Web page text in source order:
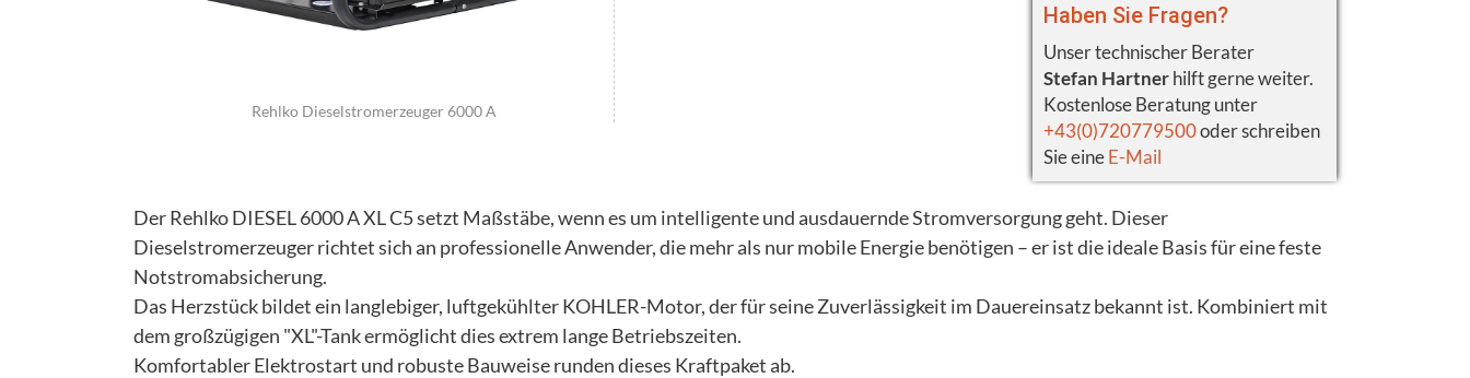
Rehlko Dieselstromerzeuger 6000 A
Haben Sie Fragen?
Unser technischer Berater
Stefan Hartnerhilft gerne weiter.
Kostenlose Beratung unter
+43(0)720779500oder schreiben
Sie eineE-Mail
Der Rehlko DIESEL 6000 A XL C5 setzt Maßstäbe, wenn es um intelligente und ausdauernde Stromversorgung geht. Dieser
Dieselstromerzeuger richtet sich an professionelle Anwender, die mehr als nur mobile Energie benötigen – er ist die ideale Basis für eine feste
Notstromabsicherung.
Das Herzstück bildet ein langlebiger, luftgekühlter KOHLER-Motor, der für seine Zuverlässigkeit im Dauereinsatz bekannt ist. Kombiniert mit
dem großzügigen "XL"-Tank ermöglicht dies extrem lange Betriebszeiten.
Komfortabler Elektrostart und robuste Bauweise runden dieses Kraftpaket ab.